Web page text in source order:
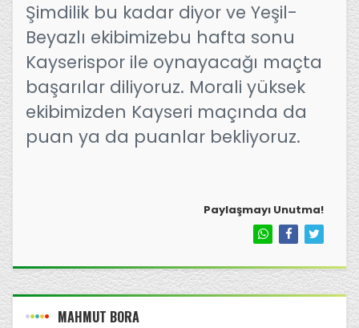
Şimdilik bu kadar diyor ve Yeşil-
Beyazlı ekibimizebu hafta sonu
Kayserispor ile oynayacağı maçta
başarılar diliyoruz. Morali yüksek
ekibimizden Kayseri maçında da
puan ya da puanlar bekliyoruz.
Paylaşmayı Unutma!
MAHMUT BORA